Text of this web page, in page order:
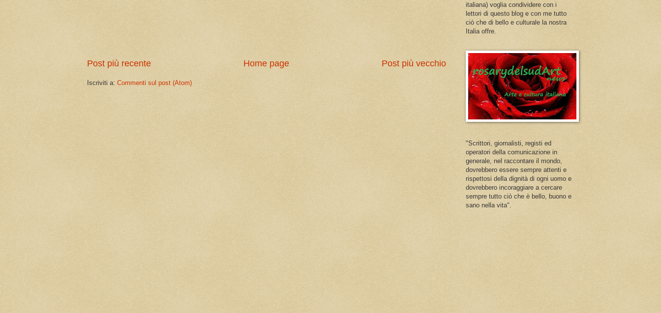
Post più recente Post più vecchio
Home page
Iscriviti a: Commenti sul post (Atom)
italiana) voglia condividere con i
lettori di questo blog e con me tutto
ciò che di bello e culturale la nostra
Italia offre.
"Scrittori, giornalisti, registi ed
operatori della comunicazione in
generale, nel raccontare il mondo,
dovrebbero essere sempre attenti e
rispettosi della dignità di ogni uomo e
dovrebbero incoraggiare a cercare
sempre tutto ciò che è bello, buono e
sano nella vita".